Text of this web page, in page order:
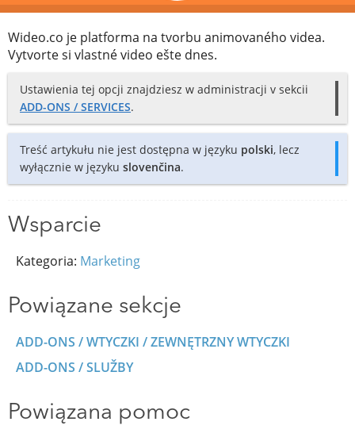
Wideo.co je platforma na tvorbu animovaného videa.
Vytvorte si vlastné video ešte dnes.
Ustawienia tej opcji znajdziesz w administracji v sekcii
ADD-ONS / SERVICES.
Treść artykułu nie jest dostępna w języku polski, lecz
wyłącznie w języku slovenčina.
Wsparcie
Kategoria: Marketing
Powiązane sekcje
ADD-ONS / WTYCZKI / ZEWNĘTRZNY WTYCZKI
ADD-ONS / SLUŽBY
Powiązana pomoc